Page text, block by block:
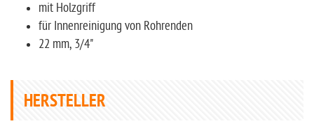
mit Holzgriff
für Innenreinigung von Rohrenden
22 mm, 3/4"
HERSTELLER